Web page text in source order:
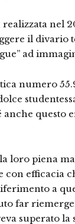
nel
il divario
ad
numero
questo
loro piena
con efficacia
a
far
superato la